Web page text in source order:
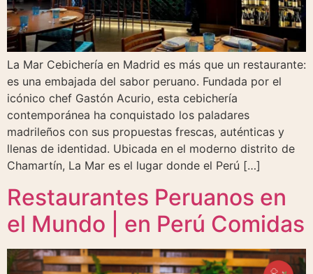
La Mar Cebichería en Madrid es más que un restaurante:
es una embajada del sabor peruano. Fundada por el
icónico chef Gastón Acurio, esta cebichería
contemporánea ha conquistado los paladares
madrileños con sus propuestas frescas, auténticas y
llenas de identidad. Ubicada en el moderno distrito de
Chamartín, La Mar es el lugar donde el Perú […]
Restaurantes Peruanos en
el Mundo | en Perú Comidas